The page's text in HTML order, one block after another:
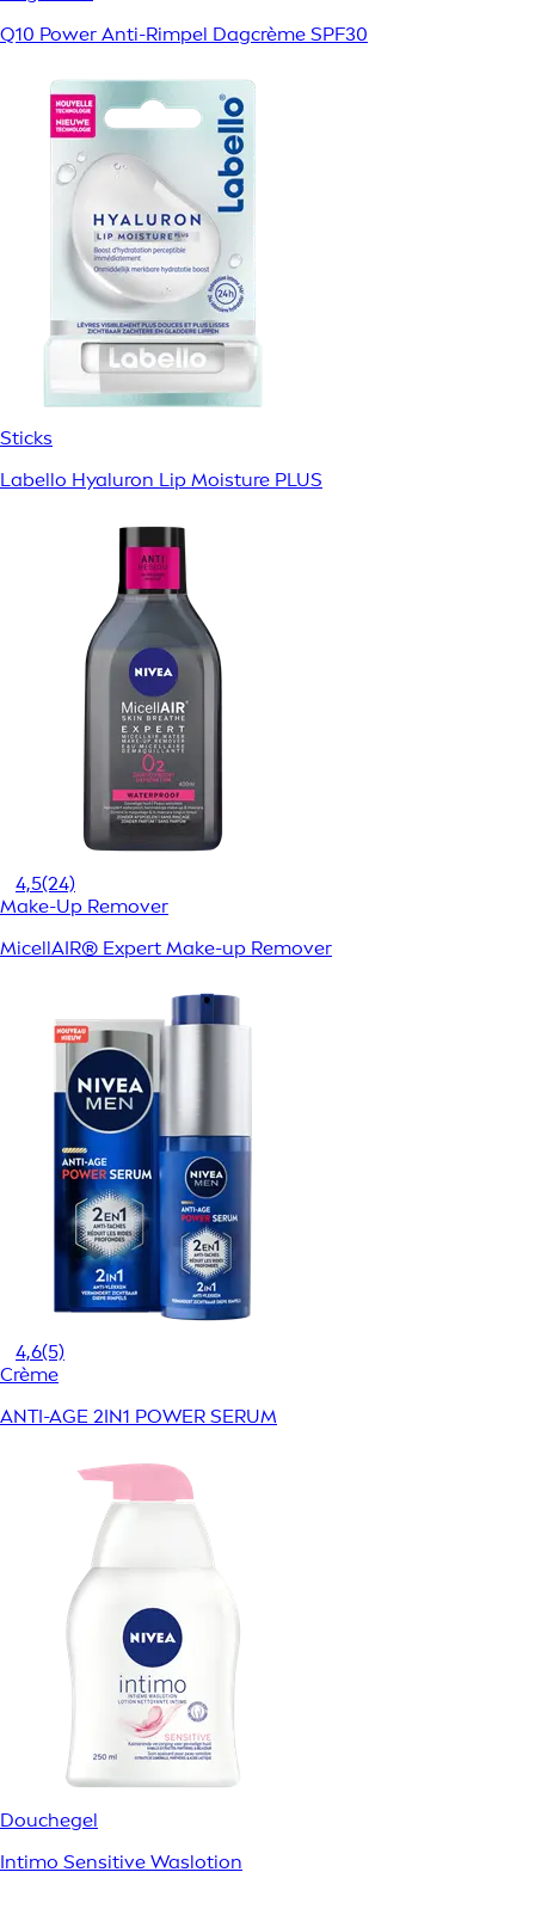
Q10 Power Anti-Rimpel Dagcrème SPF30
Sticks
Labello Hyaluron Lip Moisture PLUS
4,5(24)
Make-Up Remover
MicellAIR® Expert Make-up Remover
4,6(5)
Crème
ANTI-AGE 2IN1 POWER SERUM
Douchegel
Intimo Sensitive Waslotion